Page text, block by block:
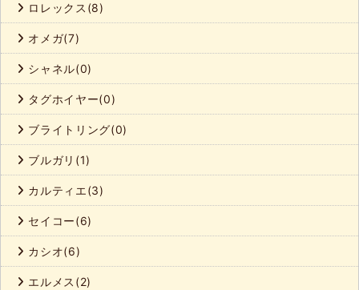
ロレックス(8)
オメガ(7)
シャネル(0)
タグホイヤー(0)
ブライトリング(0)
ブルガリ(1)
カルティエ(3)
セイコー(6)
カシオ(6)
エルメス(2)